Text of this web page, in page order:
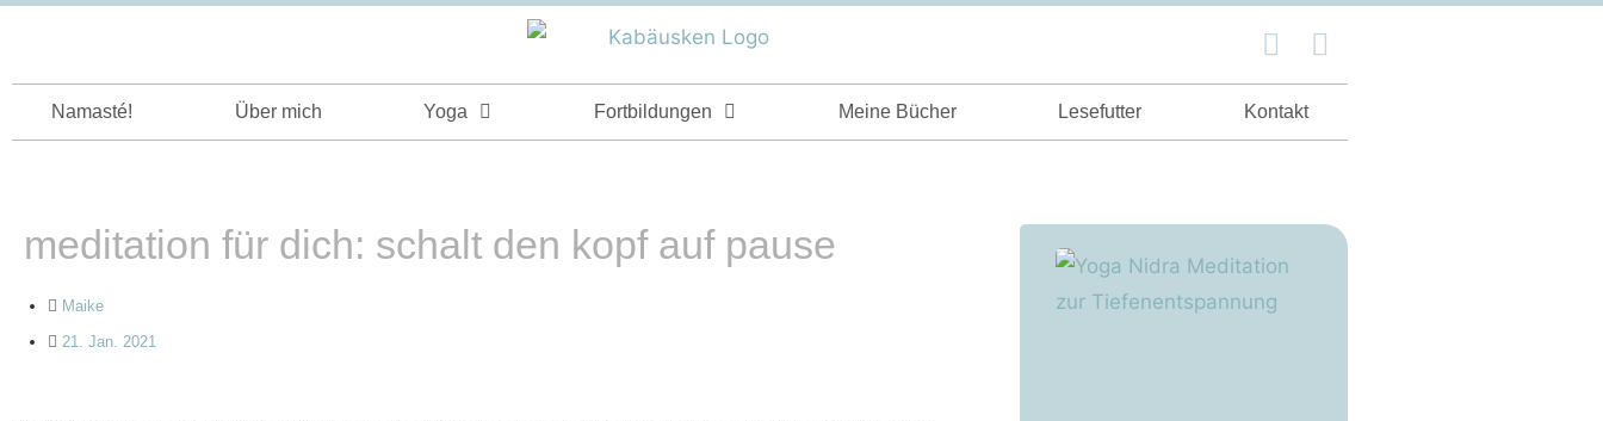
Namasté! Über mich Yoga Fortbildungen Meine Bücher Lesefutter Kontakt
meditation für dich: schalt den kopf auf pause
Maike
21. Jan. 2021